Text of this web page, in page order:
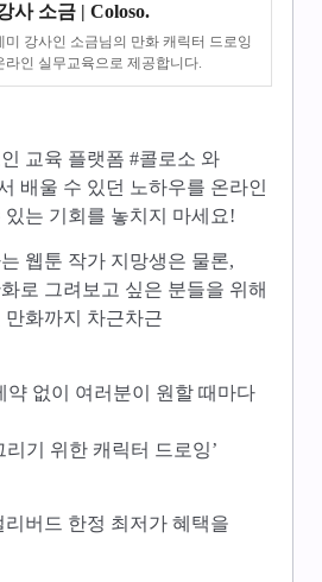
사 소금 | Coloso.
미 강사인 소금님의 만화 캐릭터 드로잉
라인 실무교육으로 제공합니다.
교육 플랫폼 #콜로소 와
배울 수 있던 노하우를 온라인
는 기회를 놓치지 마세요!
웹툰 작가 지망생은 물론,
로 그려보고 싶은 분들을 위해
화까지 차근차근
약 없이 여러분이 원할 때마다
리기 위한 캐릭터 드로잉’
버드 한정 최저가 혜택을